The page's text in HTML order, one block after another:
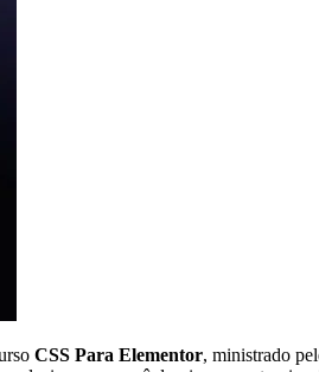
CSS Para Elementor, ministrado